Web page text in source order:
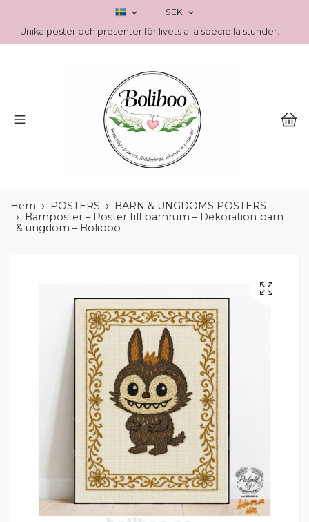
SEK
Unika poster och presenter för livets alla speciella stunder.
Hem POSTERS
BARN & UNGDOMS POSTERS
Barnposter – Poster till barnrum – Dekoration barn
& ungdom – Boliboo